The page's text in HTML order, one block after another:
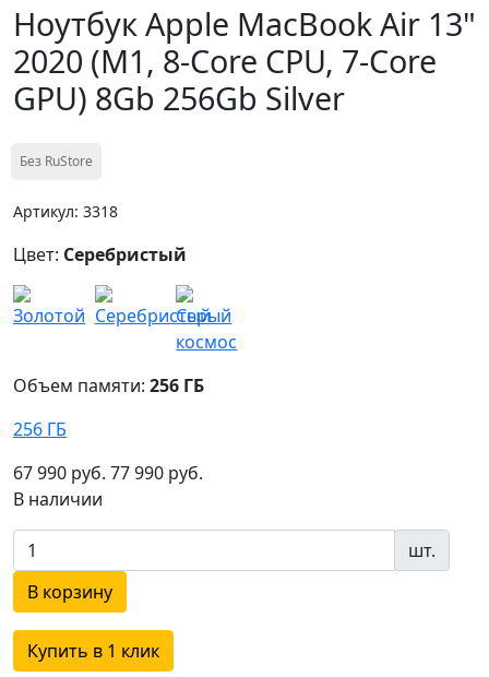
Ноутбук Apple MacBook Air 13"
2020 (M1, 8-Core CPU, 7-Core
GPU) 8Gb 256Gb Silver
Без RuStore
Артикул: 3318
Цвет: Серебристый
Объем памяти: 256 ГБ
256 ГБ
67 990 руб. 77 990 руб.
В наличии
шт.
В корзину
Купить в 1 клик